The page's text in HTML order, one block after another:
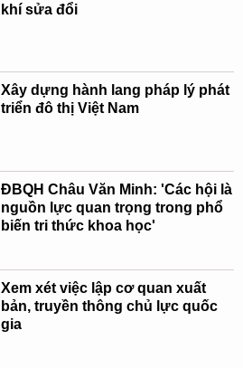
khí sửa đổi
Xây dựng hành lang pháp lý phát
triển đô thị Việt Nam
ĐBQH Châu Văn Minh: 'Các hội là
nguồn lực quan trọng trong phổ
biến tri thức khoa học'
Xem xét việc lập cơ quan xuất
bản, truyền thông chủ lực quốc
gia